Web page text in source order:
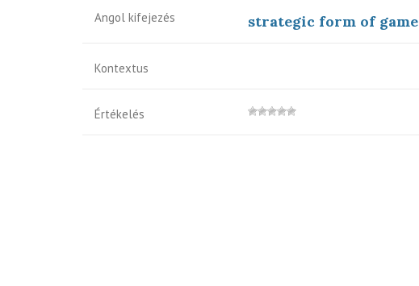
Angol kifejezés strategic form of game
Kontextus
Értékelés